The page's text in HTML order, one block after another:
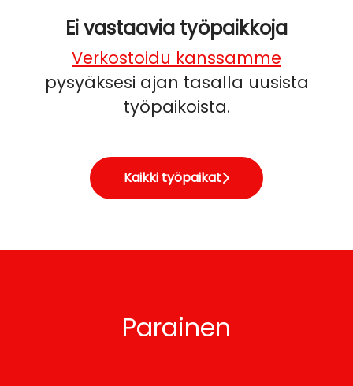
Ei vastaavia työpaikkoja
Verkostoidu kanssamme
pysyäksesi ajan tasalla uusista
työpaikoista.
Kaikki työpaikat
Parainen